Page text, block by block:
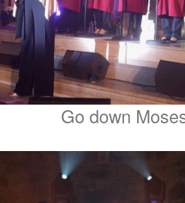
Go down